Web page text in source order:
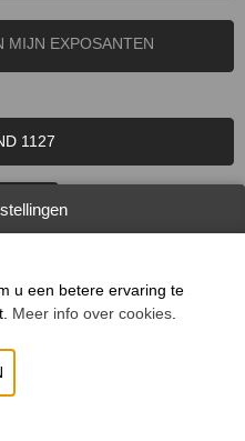
MIJN EXPOSANTEN
1127
u een betere ervaring te
Meer info over cookies